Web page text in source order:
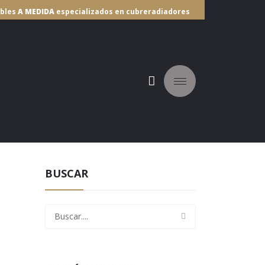
A MEDIDA especializados en cubreradiadores
BUSCAR